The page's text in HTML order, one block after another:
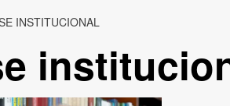
INSTITUCIONAL